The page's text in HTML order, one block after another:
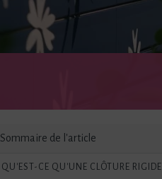
Sommaire de l'article
QU'EST-CE QU'UNE CLÔTURE